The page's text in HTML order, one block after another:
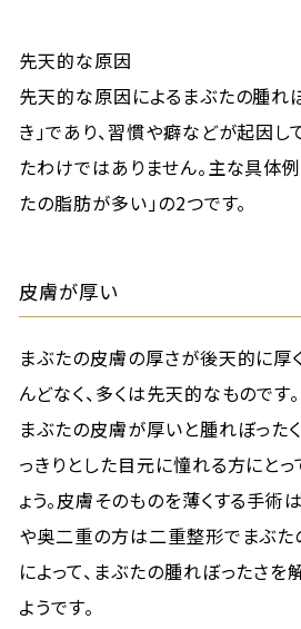
先天的な原因
先天的な原因によるまぶたの腫れ
き」であり、習慣や癖などが起因し
たわけではありません。主な具体
たの脂肪が多い」の2つです。
皮膚が厚い
まぶたの皮膚の厚さが後天的に厚
んどなく、多くは先天的なものです。
まぶたの皮膚が厚いと腫れぼった
っきりとした目元に憧れる方にと
ょう。皮膚そのものを薄くする手術
や奥二重の方は二重整形でまぶた
によって、まぶたの腫れぼったさ
ようです。